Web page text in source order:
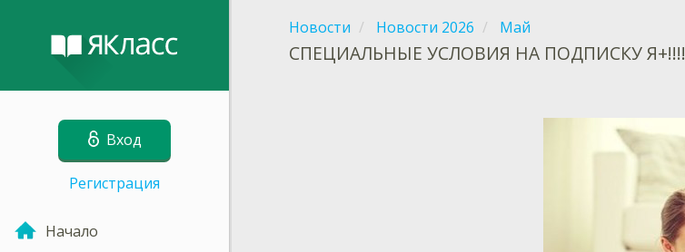
Вход
Регистрация
Начало
Новости Новости 2026 Май
СПЕЦИАЛЬНЫЕ УСЛОВИЯ НА ПОДПИСКУ Я+!!!!